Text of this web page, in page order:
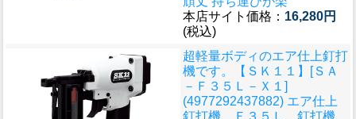
本店サイト価格： 16,280円
(税込)
超軽量ボディのエア仕上釘打
機です。
【ＳＫ１１】[ＳＡ
－Ｆ３５Ｌ－Ｘ１]
(4977292437882) エア仕上